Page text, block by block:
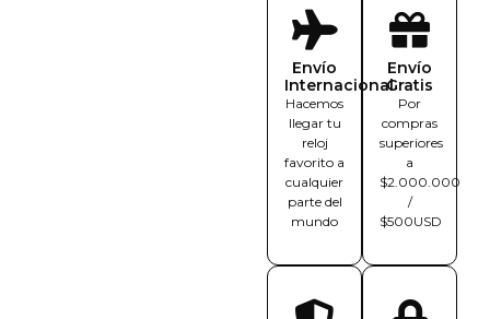
Envío
Internacional
Hacemos
llegar tu
reloj
favorito a
cualquier
parte del
mundo
Envío
Gratis
Por
compras
superiores
a
$2.000.000
/
$500USD